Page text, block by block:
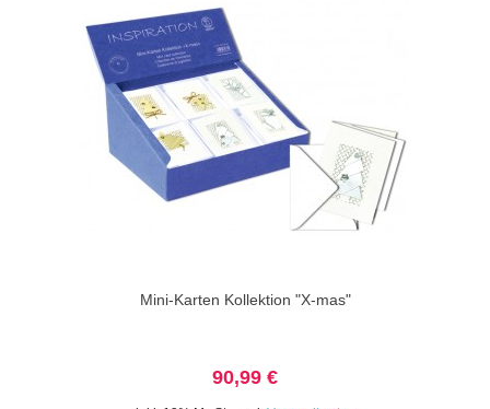
Mini-Karten Kollektion "X-mas"
90,99 €